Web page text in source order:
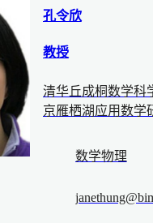
孔令欣
教授
清华丘成桐数学科
京雁栖湖应用数学
数学物理